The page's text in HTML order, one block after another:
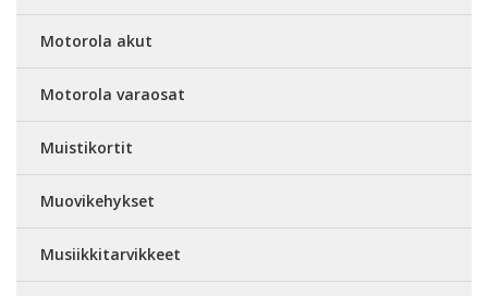
Motorola akut
Motorola varaosat
Muistikortit
Muovikehykset
Musiikkitarvikkeet